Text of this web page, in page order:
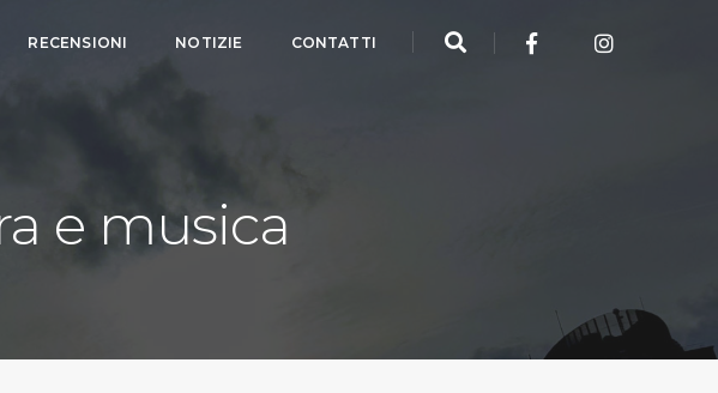
RECENSIONI NOTIZIE CONTATTI
e musica